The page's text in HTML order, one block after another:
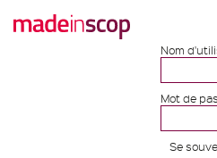
Nom
Mot de
Se